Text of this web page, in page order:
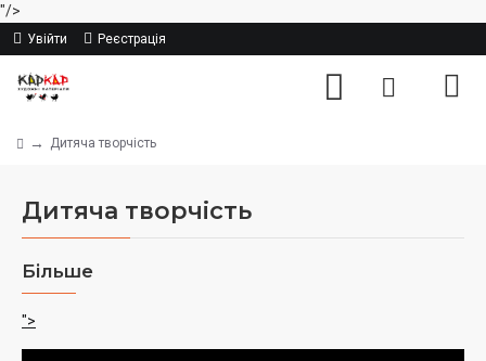
"/>
Увійти Реєстрація
Дитяча творчість
Дитяча творчість
Більше
">